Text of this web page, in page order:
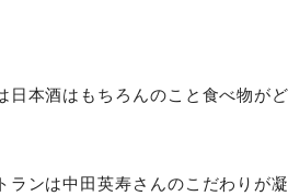
本酒はもちろんのこと食べ物が
ンは中田英寿さんのこだわりが